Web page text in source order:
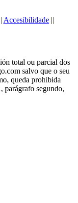
|| Accesibilidade ||
total ou parcial dos
salvo que o seu
queda prohibida
parágrafo segundo,